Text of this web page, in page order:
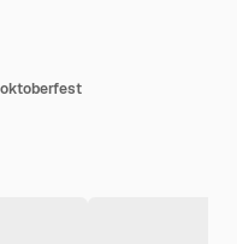
oktoberfest